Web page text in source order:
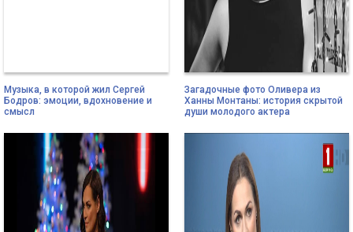
Музыка, в которой жил Сергей
Бодров: эмоции, вдохновение и
смысл
Загадочные фото Оливера из
Ханны Монтаны: история скрытой
души молодого актера